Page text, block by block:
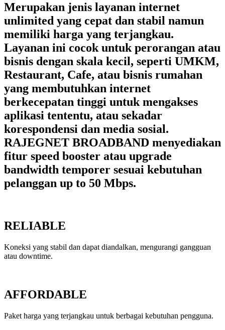
Merupakan jenis layanan internet
unlimited yang cepat dan stabil namun
memiliki harga yang terjangkau.
Layanan ini cocok untuk perorangan atau
bisnis dengan skala kecil, seperti UMKM,
Restaurant, Cafe, atau bisnis rumahan
yang membutuhkan internet
berkecepatan tinggi untuk mengakses
aplikasi tententu, atau sekadar
korespondensi dan media sosial.
RAJEGNET BROADBAND menyediakan
fitur speed booster atau upgrade
bandwidth temporer sesuai kebutuhan
pelanggan up to 50 Mbps.
RELIABLE
Koneksi yang stabil dan dapat diandalkan, mengurangi gangguan
atau downtime.
AFFORDABLE
Paket harga yang terjangkau untuk berbagai kebutuhan pengguna.